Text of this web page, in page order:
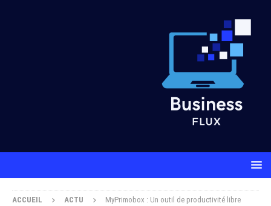
ACCUEIL ACTU
MyPrimobox : Un outil de productivité libre